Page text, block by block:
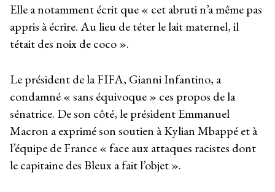
Elle a notamment écrit que « cet abruti n’a même pas
appris à écrire. Au lieu de téter le lait maternel, il
tétait des noix de coco ».
Le président de la FIFA, Gianni Infantino, a
condamné « sans équivoque » ces propos de la
sénatrice. De son côté, le président Emmanuel
Macron a exprimé son soutien à Kylian Mbappé et à
l’équipe de France « face aux attaques racistes dont
le capitaine des Bleux a fait l’objet ».